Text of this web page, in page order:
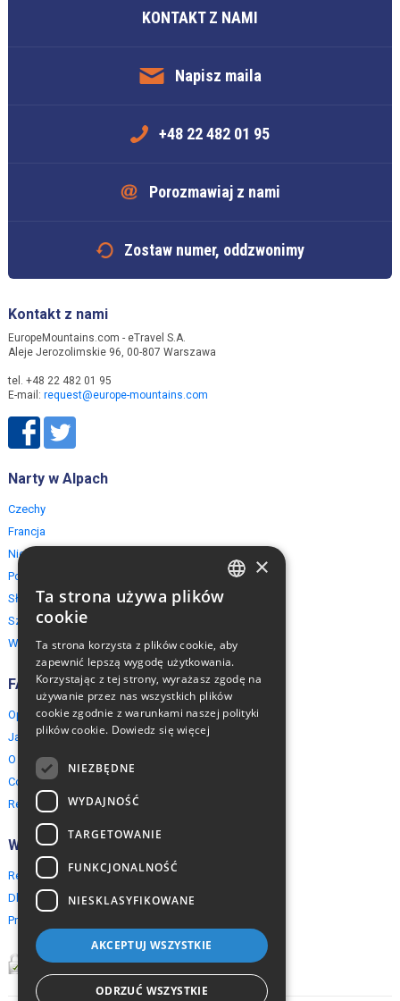
KONTAKT Z NAMI
Napisz maila
+48 22 482 01 95
Porozmawiaj z nami
Zostaw numer, oddzwonimy
Kontakt z nami
EuropeMountains.com - eTravel S.A.
Aleje Jerozolimskie 96, 00-807 Warszawa
tel. +48 22 482 01 95
E-mail: request@europe-mountains.com
Narty w Alpach
Czechy
Francja
Niemcy
Polska
Słowacja
Szwajcaria
Włochy
FAQ
Opinie naszych klientów
Jak rezerwować?
O EuropeMountains.com
Cookies, Prywatność, Bezpieczeństwo
Regulamin
Współpraca
Rezerwacja grupowa
Dla agentów turystycznych
Program partnerski
×
Ta strona używa plików
cookie
Ta strona korzysta z plików cookie, aby
zapewnić lepszą wygodę użytkowania.
Korzystając z tej strony, wyrażasz zgodę na
używanie przez nas wszystkich plików
cookie zgodnie z warunkami naszej polityki
plików cookie. Dowiedz się więcej
NIEZBĘDNE
WYDAJNOŚĆ
TARGETOWANIE
FUNKCJONALNOŚĆ
NIESKLASYFIKOWANE
AKCEPTUJ WSZYSTKIE
ODRZUĆ WSZYSTKIE